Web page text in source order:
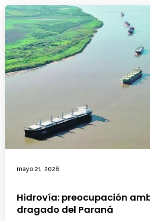
mayo 21, 2026
Hidrovía: preocupación
dragado del Paraná